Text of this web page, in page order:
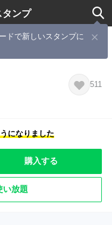
タンプ
ドで新しいスタンプに
スタンプ2
511
になりました
購入する
い放題